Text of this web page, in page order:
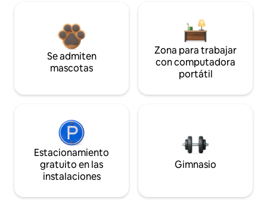
Se admiten
mascotas
Zona para trabajar
con computadora
portátil
Estacionamiento
gratuito en las
instalaciones
Gimnasio